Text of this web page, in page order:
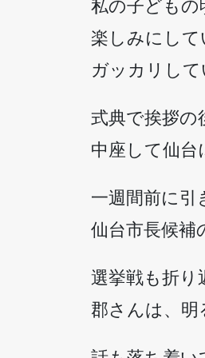
私の子どもの
楽しみにして
ガッカリして
式典で挨拶の
中座して仙台
一週間前に引
仙台市長候補
選挙戦も折り
郡さんは、明